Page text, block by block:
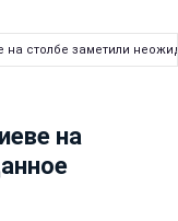
на столбе заметили
на